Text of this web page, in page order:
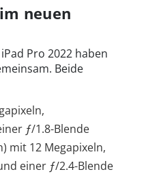
neuen
Pro 2022 haben
Beide
ƒ/1.8-Blende
mit 12 Megapixeln,
einer ƒ/2.4-Blende